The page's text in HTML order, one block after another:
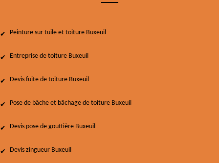
Peinture sur tuile et toiture Buxeuil
Entreprise de toiture Buxeuil
Devis fuite de toiture Buxeuil
Pose de bâche et bâchage de toiture Buxeuil
Devis pose de gouttière Buxeuil
Devis zingueur Buxeuil